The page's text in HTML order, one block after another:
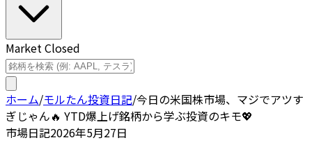
Market Closed
ホーム/モルたん投資日記/今日の米国株市場、マジでアツす
ぎじゃん🔥 YTD爆上げ銘柄から学ぶ投資のキモ💖
市場日記2026年5月27日